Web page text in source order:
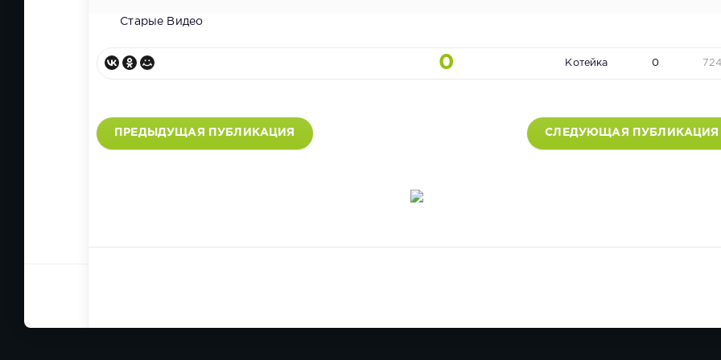
Старые Видео
0 Котейка 0
ПРЕДЫДУЩАЯ ПУБЛИКАЦИЯ СЛЕДУЮЩАЯ ПУБЛИКАЦИЯ